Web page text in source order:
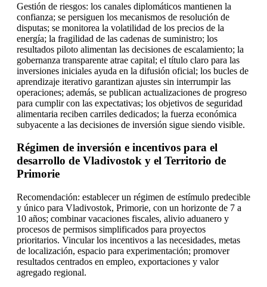
Gestión de riesgos: los canales diplomáticos mantienen la
confianza; se persiguen los mecanismos de resolución de
disputas; se monitorea la volatilidad de los precios de la
energía; la fragilidad de las cadenas de suministro; los
resultados piloto alimentan las decisiones de escalamiento; la
gobernanza transparente atrae capital; el título claro para las
inversiones iniciales ayuda en la difusión oficial; los bucles de
aprendizaje iterativo garantizan ajustes sin interrumpir las
operaciones; además, se publican actualizaciones de progreso
para cumplir con las expectativas; los objetivos de seguridad
alimentaria reciben carriles dedicados; la fuerza económica
subyacente a las decisiones de inversión sigue siendo visible.
Régimen de inversión e incentivos para el
desarrollo de Vladivostok y el Territorio de
Primorie
Recomendación: establecer un régimen de estímulo predecible
y único para Vladivostok, Primorie, con un horizonte de 7 a
10 años; combinar vacaciones fiscales, alivio aduanero y
procesos de permisos simplificados para proyectos
prioritarios. Vincular los incentivos a las necesidades, metas
de localización, espacio para experimentación; promover
resultados centrados en empleo, exportaciones y valor
agregado regional.